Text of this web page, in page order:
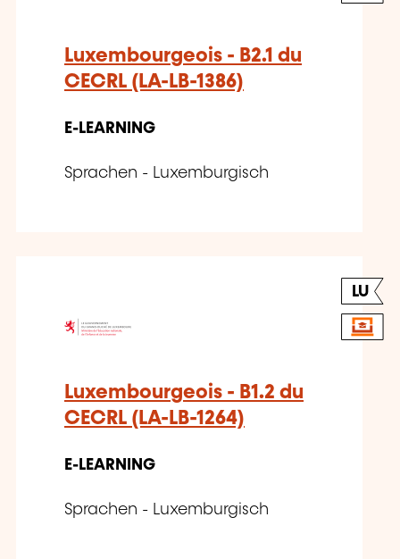
Luxembourgeois - B2.1 du
CECRL (LA-LB-1386)
E-LEARNING
Sprachen - Luxemburgisch
LU
Luxembourgeois - B1.2 du
CECRL (LA-LB-1264)
E-LEARNING
Sprachen - Luxemburgisch